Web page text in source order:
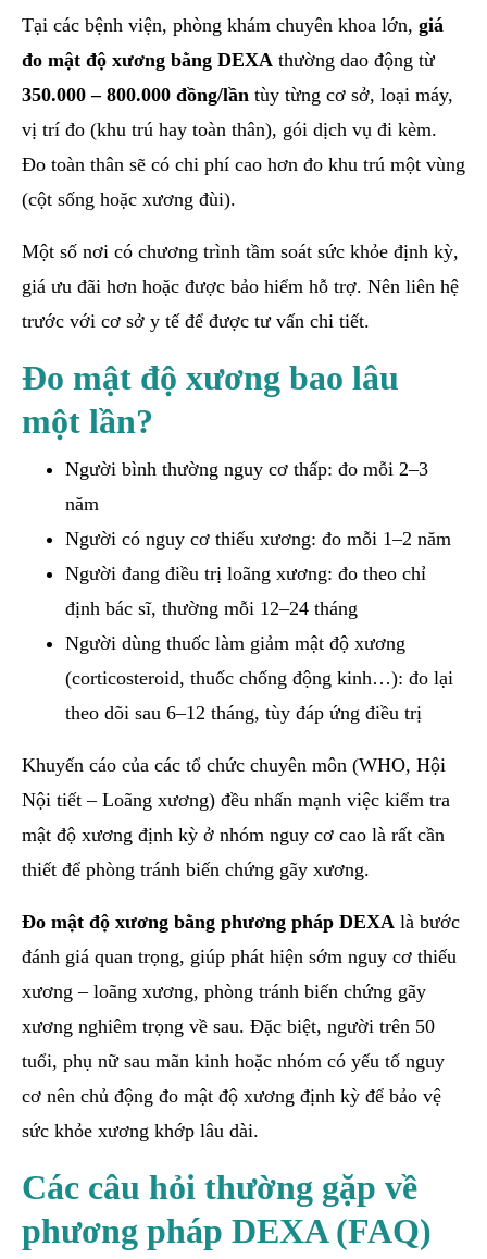
Tại các bệnh viện, phòng khám chuyên khoa lớn, giá
đo mật độ xương bằng DEXA thường dao động từ
350.000 – 800.000 đồng/lần tùy từng cơ sở, loại máy,
vị trí đo (khu trú hay toàn thân), gói dịch vụ đi kèm.
Đo toàn thân sẽ có chi phí cao hơn đo khu trú một vùng
(cột sống hoặc xương đùi).
Một số nơi có chương trình tầm soát sức khỏe định kỳ,
giá ưu đãi hơn hoặc được bảo hiểm hỗ trợ. Nên liên hệ
trước với cơ sở y tế để được tư vấn chi tiết.
Đo mật độ xương bao lâu
một lần?
Người bình thường nguy cơ thấp: đo mỗi 2–3
năm
Người có nguy cơ thiếu xương: đo mỗi 1–2 năm
Người đang điều trị loãng xương: đo theo chỉ
định bác sĩ, thường mỗi 12–24 tháng
Người dùng thuốc làm giảm mật độ xương
(corticosteroid, thuốc chống động kinh…): đo lại
theo dõi sau 6–12 tháng, tùy đáp ứng điều trị
Khuyến cáo của các tổ chức chuyên môn (WHO, Hội
Nội tiết – Loãng xương) đều nhấn mạnh việc kiểm tra
mật độ xương định kỳ ở nhóm nguy cơ cao là rất cần
thiết để phòng tránh biến chứng gãy xương.
Đo mật độ xương bằng phương pháp DEXA là bước
đánh giá quan trọng, giúp phát hiện sớm nguy cơ thiếu
xương – loãng xương, phòng tránh biến chứng gãy
xương nghiêm trọng về sau. Đặc biệt, người trên 50
tuổi, phụ nữ sau mãn kinh hoặc nhóm có yếu tố nguy
cơ nên chủ động đo mật độ xương định kỳ để bảo vệ
sức khỏe xương khớp lâu dài.
Các câu hỏi thường gặp về
phương pháp DEXA (FAQ)